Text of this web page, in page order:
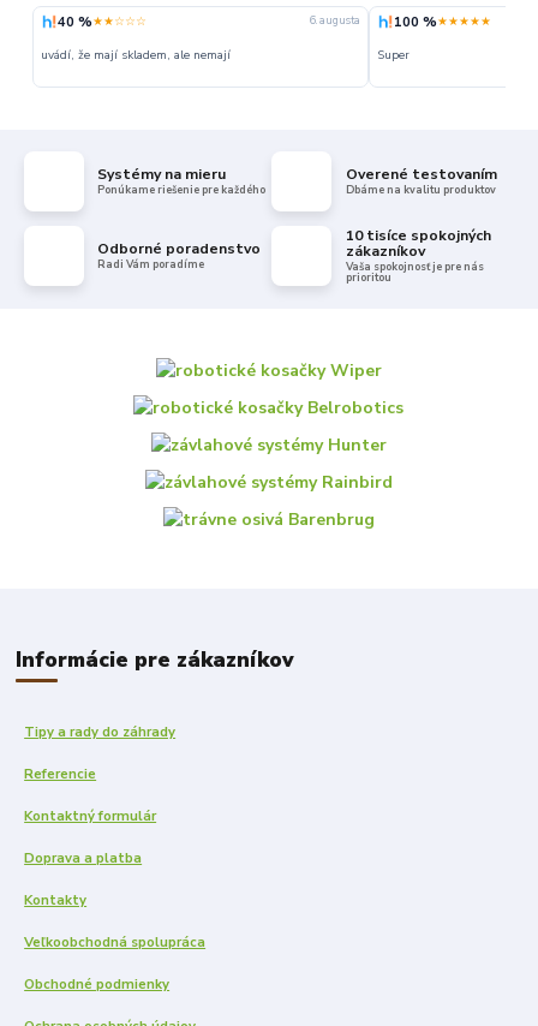
40 %★★☆☆☆ 6. augusta
uvádí, že mají skladem, ale nemají
100 %★★★★★
Super
Systémy na mieru
Ponúkame riešenie pre každého
Overené testovaním
Dbáme na kvalitu produktov
Odborné poradenstvo
Radi Vám poradíme
10 tisíce spokojných
zákazníkov
Vaša spokojnosť je pre nás
prioritou
Informácie pre zákazníkov
Tipy a rady do záhrady
Referencie
Kontaktný formulár
Doprava a platba
Kontakty
Veľkoobchodná spolupráca
Obchodné podmienky